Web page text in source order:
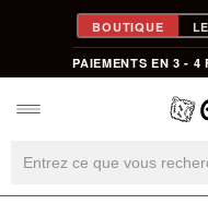
BOUTIQUE
PAIEMENTS EN 3 - 4